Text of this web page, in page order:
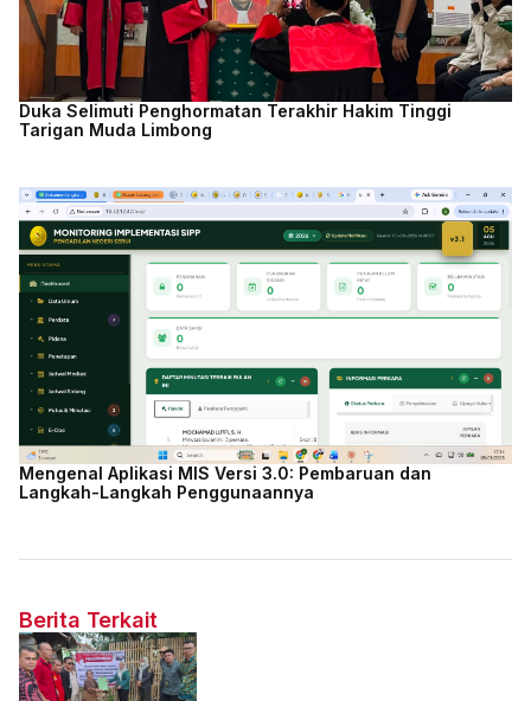
Duka Selimuti Penghormatan Terakhir Hakim Tinggi
Tarigan Muda Limbong
Mengenal Aplikasi MIS Versi 3.0: Pembaruan dan
Langkah-Langkah Penggunaannya
Berita Terkait